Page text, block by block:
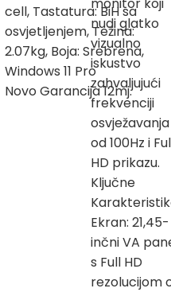
cell, Tastatura: BiH sa
osvjetljenjem, Težina:
2.07kg, Boja: Srebrena,
Windows 11 Pro
Novo Garancija 12mj.
nudi glatko
vizualno
iskustvo
zahvaljujući
frekvenciji
osvježavanja
od 100Hz i
HD prikazu.
Ključne
Ekran: 21,45-
inčni VA
s Full HD
rezolucijom